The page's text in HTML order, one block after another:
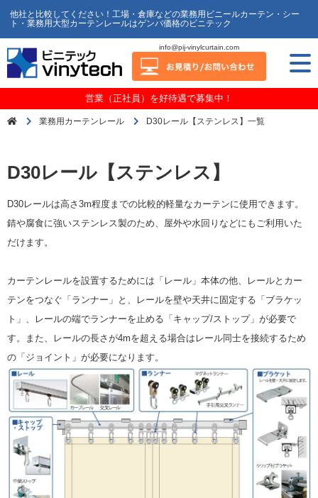
他社と比較してください！工場・倉庫などの業務用ビニールカーテン・シー
ト・業務用大型カーテンレールはゲンバ価格のビニテック
info@pij-vinylcurtain.com
営業（正社員）を好待遇で募集中！
業務用カーテンレール D30レール【ステンレス】一覧
D30レール【ステンレス】
D30レールは高さ3m程度までの比較的軽量なカーテンに使用できます。
錆や腐食に強いステンレス製のため、屋外や水回りなどにもご利用いた
だけます。
カーテンレールを設置するためには「レール」本体の他、レールとカー
テンをつなぐ「ランナー」と、レールを壁や天井に固定する「ブラケッ
ト」、レールの端でランナーを止める「キャップ/ストップ」が必要で
す。また、レールの長さが4mを超える場合はレール同士を接続するため
の「ジョイント」が必要になります。